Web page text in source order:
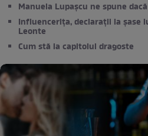
Manuela Lupașcu ne spune
Influencerița, declarații la șase
Leonte
Cum stă la capitolul dragoste